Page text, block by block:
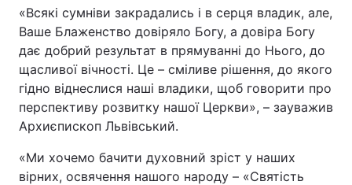
Тема оформлення
«Всякі сумніви закрадались і в серця владик, але,
Ваше Блаженство довіряло Богу, а довіра Богу
дає добрий результат в прямуванні до Нього, до
щасливої вічності. Це – сміливе рішення, до якого
гідно віднеслися наші владики, щоб говорити про
перспективу розвитку нашої Церкви», – зауважив
Архиєпископ Львівський.
«Ми хочемо бачити духовний зріст у наших
вірних, освячення нашого народу – «Святість